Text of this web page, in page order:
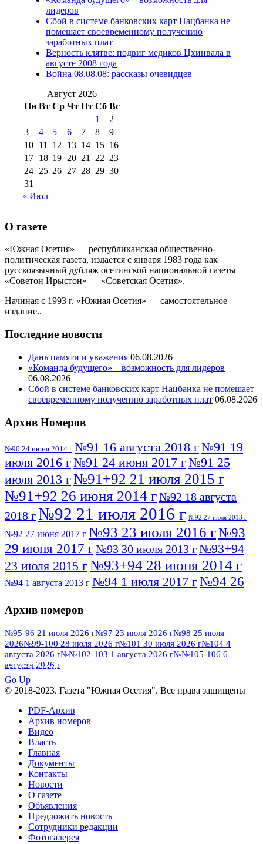
(15)№98 1 августа 2015 г
августа 2016 г(10)№98 5 июля 2014 г(10)
№98 8 августа 2013 г
августа 2012 г(14)
2017 г(9)
№99 4 августа
2016 г(12) №99 8 июля 2014 г
августа 2012 г(11)
августа 2013 г
(12)
лидеров
Сбой в системе банковских карт Нацбанка не
помешает своевременному получению
заработных плат
Верность клятве: подвиг медиков Цхинвала в
августе 2008 года
Война 08.08.08: рассказы очевидцев
Август 2026
Пн Вт Ср Чт Пт Сб Вс
1
2
3
4 5 6 7 8
9
10 11 12 13 14 15 16
17 18 19 20 21 22 23
24 25 26 27 28 29 30
31
« Июл
О газете
«Южная Осетия» — республиканская общественно-
политическая газета, издается с января 1983 года как
русскоязычный дубляж осетинской национальной газеты
«Советон Ирыстон» — «Советская Осетия».
Начиная с 1993 г. «Южная Осетия» — самостоятельное
издание..
Последние новости
Дань памяти и уважения 06.08.2026
«Команда будущего» – возможность для лидеров
06.08.2026
Сбой в системе банковских карт Нацбанка не помешает
своевременному получению заработных плат 06.08.2026
Архив Номеров
№90 24 июня 2014 г №91 16 августа 2018 г№91 19
июля 2016 г№91 24 июня 2017 г№91 25
июля 2013 г№91+92 21 июля 2015 г
№91+92 26 июня 2014 г№92 18 августа
2018 г№92 21 июля 2016 г №92 27 июля 2013 г
№92 27 июня 2017 г №93 23 июля 2016 г№93
29 июня 2017 г№93 30 июля 2013 г№93+94
23 июля 2015 г№93+94 28 июня 2014 г
№94 1 августа 2013 г №94 1 июля 2017 г№94 26
№95 7 августа 2012 г
№95 28 июля 2016 г№95+96 3 августа
2013 г№96 6 июля 2017 г№96 9 августа
2012 г №96 28 июля 2015 г
№96+97 30 июля 2016 г
№97 11 августа 2012 г
№97 30 июля 2015 г
№98 2 августа 2016 г
августа 2013 г
№98+99 11 июля 2017 г
августа 2016 г
августа 2012 г
Архив номеров
№95-96 21 июля 2026 г№97 23 июля 2026 г№98 25 июля
2026№99-100 28 июля 2026 г№101 30 июля 2026 г№104 4
августа 2026 г№№102-103 1 августа 2026 г№№105-106 6
августа 2026 г
ПОСМОТРЕТЬ ВСЕ
Go Up
© 2018-2023. Газета "Южная Осетия". Все права защищены
PDF-Архив
Архив номеров
Видео
Власть
Главная
Документы
Контакты
Новости
О газете
Объявления
Предложить новость
Сотрудники редакции
Фотогалерея